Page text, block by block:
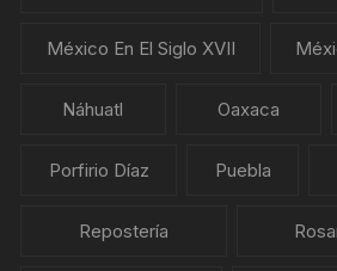
México En El Siglo XVII
Náhuatl Oaxaca
Porfirio Díaz Puebla
Repostería